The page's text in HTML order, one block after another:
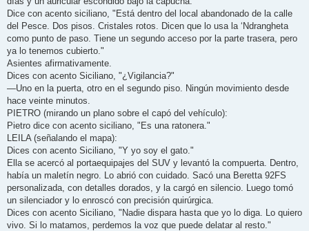
Dice con acento siciliano, "Está dentro del local abandonado de la calle
del Pesce. Dos pisos. Cristales rotos. Dicen que lo usa la ‘Ndrangheta
como punto de paso. Tiene un segundo acceso por la parte trasera, pero
ya lo tenemos cubierto."
Asientes afirmativamente.
Dices con acento Siciliano, "¿Vigilancia?"
—Uno en la puerta, otro en el segundo piso. Ningún movimiento desde
hace veinte minutos.
PIETRO (mirando un plano sobre el capó del vehículo):
Pietro dice con acento siciliano, "Es una ratonera."
LEILA (señalando el mapa):
Dices con acento Siciliano, "Y yo soy el gato."
Ella se acercó al portaequipajes del SUV y levantó la compuerta. Dentro,
había un maletín negro. Lo abrió con cuidado. Sacó una Beretta 92FS
personalizada, con detalles dorados, y la cargó en silencio. Luego tomó
un silenciador y lo enroscó con precisión quirúrgica.
Dices con acento Siciliano, "Nadie dispara hasta que yo lo diga. Lo quiero
vivo. Si lo matamos, perdemos la voz que puede delatar al resto."